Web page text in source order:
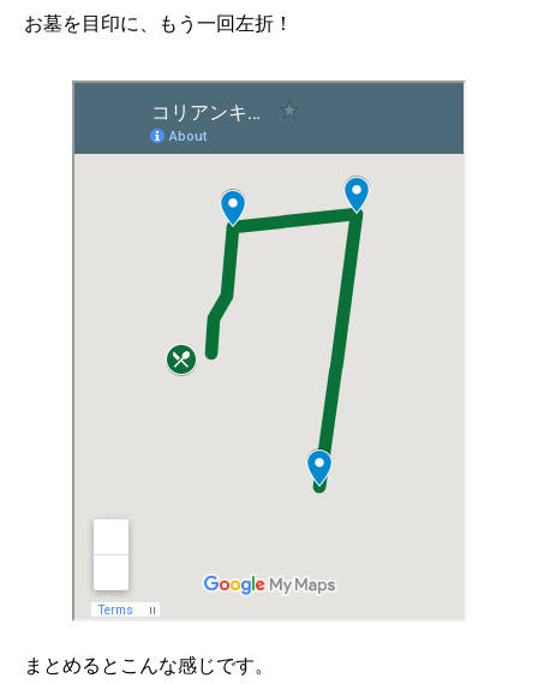
お墓を目印に、もう一回左折！
まとめるとこんな感じです。